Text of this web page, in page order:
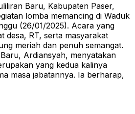
Baru, Kabupaten Paser,
lomba memancing di Waduk
(26/01/2025). Acara yang
desa, RT, serta masyarakat
meriah dan penuh semangat.
Ardiansyah, menyatakan
yang kedua kalinya
masa jabatannya. Ia berharap,